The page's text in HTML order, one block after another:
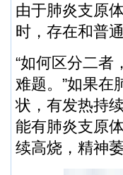
由于肺炎支原
时，存在和普
“如何区分二者
难题。”如果在
状，有发热持
能有肺炎支原
续高烧，精神